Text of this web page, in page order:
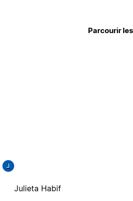
Parcourir
J
Julieta Habif